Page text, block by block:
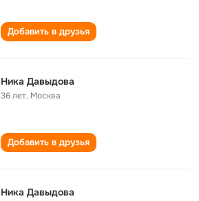
Добавить в друзья
Ника Давыдова
36 лет, Москва
Добавить в друзья
Ника Давыдова